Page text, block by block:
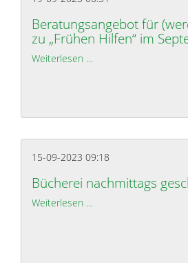
Beratungsangebot für
zu „Frühen Hilfen“ im
Weiterlesen …
15-09-2023 09:18
Bücherei nachmittags
Weiterlesen …